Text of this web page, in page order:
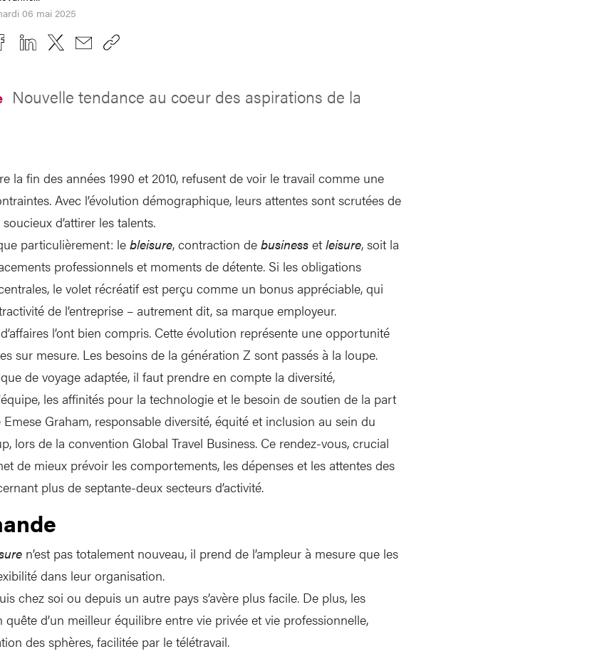
06 mai 2025
Nouvelle tendance au coeur des aspirations de la
la fin des années 1990 et 2010, refusent de voir le travail comme une
Avec l’évolution démographique, leurs attentes sont scrutées de
d’attirer les talents.
particulièrement: le bleisure, contraction de business et leisure, soit la
professionnels et moments de détente. Si les obligations
le volet récréatif est perçu comme un bonus appréciable, qui
de l’entreprise – autrement dit, sa marque employeur.
l’ont bien compris. Cette évolution représente une opportunité
sur mesure. Les besoins de la génération Z sont passés à la loupe.
de voyage adaptée, il faut prendre en compte la diversité,
les affinités pour la technologie et le besoin de soutien de la part
Graham, responsable diversité, équité et inclusion au sein du
lors de la convention Global Travel Business. Ce rendez-vous, crucial
de mieux prévoir les comportements, les dépenses et les attentes des
plus de septante-deux secteurs d’activité.
n’est pas totalement nouveau, il prend de l’ampleur à mesure que les
dans leur organisation.
chez soi ou depuis un autre pays s’avère plus facile. De plus, les
quête d’un meilleur équilibre entre vie privée et vie professionnelle,
des sphères, facilitée par le télétravail.